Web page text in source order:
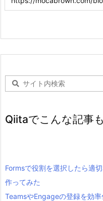
Qiitaでこんな記事
Formsで役割を選択したら適
作ってみた
TeamsやEngageの登録を効